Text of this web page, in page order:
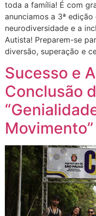
toda a família! É com
anunciamos a 3ª
neurodiversidade e a
Autista! Preparem-se
diversão, superação e
Sucesso e
Conclusão